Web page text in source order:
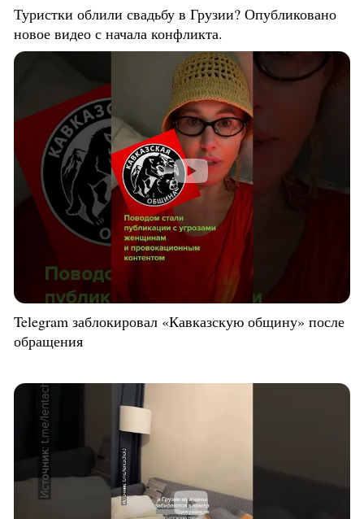
Туристки облили свадьбу в Грузии? Опубликовано
новое видео с начала конфликта.
Telegram заблокировал «Кавказскую общину» после
обращения